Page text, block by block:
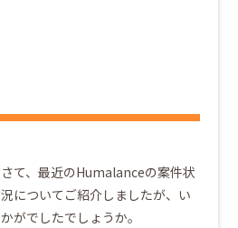
さて、最近のHumalanceの案件状
況についてご紹介しましたが、い
かがでしたでしょうか。